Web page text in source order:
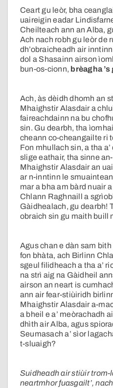
Ceart gu leòr, bha
uaireigin eadar
Cheilteach ann an Alba,
Ach nach robh gu leòr de
dh’obraicheadh air
dol a Shasainn airson
bun-os-cionn, brèagha ’s
Ach, às dèidh dhomh an
Mhaighstir Alasdair a
faireachdainn na bu
sin. Gu dearbh, tha
cheann co-cheangailte ri
Fon mhullach sin, a tha
slige eathair, tha sinne
Mhaighstir Alasdair an
ar n-inntinn le
mar a bha am bàrd nuair
Chlann Raghnaill a
Gàidhealach, gu dearbh!
obraich sin gu maith buill
Agus chan e dàn sam
fon bhàta, ach Birlinn
sgeul filidheach a tha a’
na strì aig na Gàidheil
airson an neart is
ann air fear-stiùiridh
Mhaighstir Alasdair a-
a bheil e a’ meòrachadh
dhìth air Alba, agus
Seumasach a’ sìor
t-sluaigh?
Suidheadh air stiùir trom-
neartmhor fuasgailt’,